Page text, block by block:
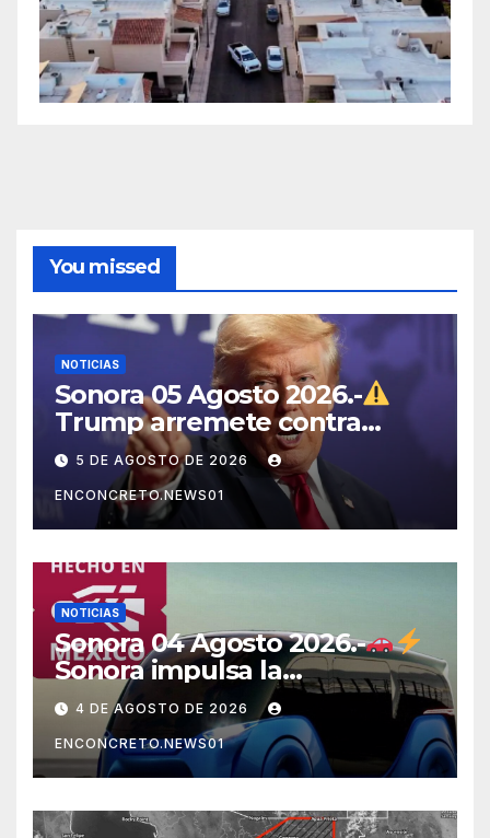
You missed
NOTICIAS
Sonora 05 Agosto 2026.-
Trump arremete contra
México, Canadá y otras
potencias por supuestos
abusos comerciales
5 DE AGOSTO DE 2026
ENCONCRETO.NEWS01
NOTICIAS
Sonora 04 Agosto 2026.-
Sonora impulsa la
electromovilidad con
«Beyond», un vehículo
eléctrico desarrollado junto
al ITH
4 DE AGOSTO DE 2026
ENCONCRETO.NEWS01